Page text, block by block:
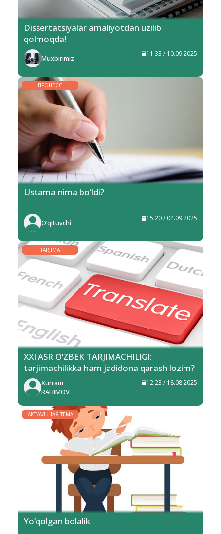
Dissertatsiyalar amaliyotdan uzilib
qolmoqda!
Muxbirimiz
11:33 / 10.09.2025
ПРОЦЕСС
Ustama nima bo‘ldi?
O‘qituvchi
15:20 / 04.09.2025
TARJIMA
XXI ASR O‘ZBEK TARJIMACHILIGI:
tarjimachilikka ham jadidona qarash lozim?
Xurram
RAHIMOV
12:23 / 18.08.2025
АКТУАЛЬНАЯ ТЕМА
Yo‘qolgan bolalik